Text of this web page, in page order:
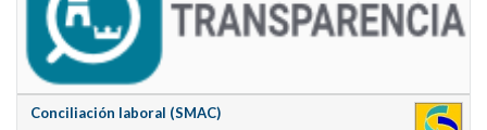
Conciliación laboral (SMAC)